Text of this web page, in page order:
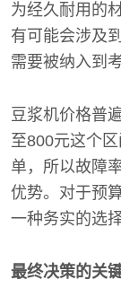
为经久耐用的
有可能会涉及
需要被纳入到
豆浆机价格普
至800元这个
单，所以故障
优势。对于预
一种务实的选择
最终决策的关